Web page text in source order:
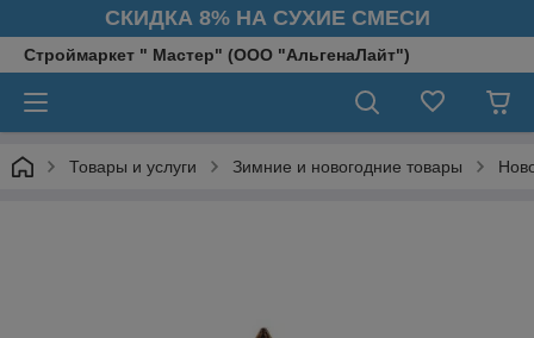
СКИДКА 8% НА СУХИЕ СМЕСИ
Строймаркет " Мастер" (ООО "АльгенаЛайт")
Товары и услуги Зимние и новогодние товары